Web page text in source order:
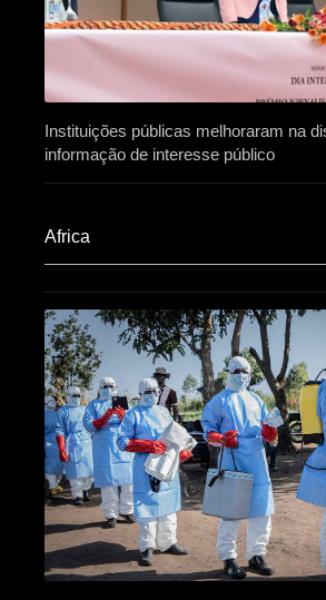
Instituições públicas melhoraram na
informação de interesse público
Africa​